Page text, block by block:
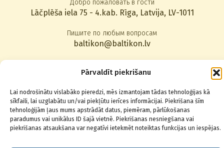
Pārvaldīt piekrišanu
Lai nodrošinātu vislabāko pieredzi, mēs izmantojam tādas tehnoloģijas kā
sīkfaili, lai uzglabātu un/vai piekļūtu ierīces informācijai. Piekrišana šīm
tehnoloģijām ļaus mums apstrādāt datus, piemēram, pārlūkošanas
paradumus vai unikālus ID šajā vietnē. Piekrišanas nesniegšana vai
piekrišanas atsaukšana var negatīvi ietekmēt noteiktas funkcijas un iespējas.
Добро пожаловать в гости
Lāčplēša iela 75 - 4.kab. Rīga, Latvija, LV-1011
Пишите по любым вопросам
baltikon@baltikon.lv
+371 67014123,22830080
Подписаться на новости